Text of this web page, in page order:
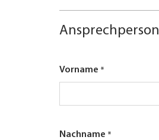
Ansprechperson
Vorname
Nachname